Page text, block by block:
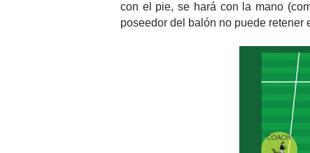
con el pie, se hará con la mano
poseedor del balón no puede retener